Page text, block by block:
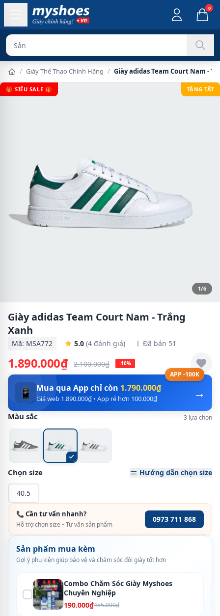
0
Sản phẩm chính
/ Giày Thể Thao Chính Hãng / Giày adidas Team Court Nam -
🎁 SIÊU SALE 🎁 TẶNG TẤT
1/6
Giày adidas Team Court Nam - Trắng
Xanh
Mã: MSA772 5.0 (4 đánh giá) Đã bán 51
1.890.000₫ 2.100.000₫ -10%
APP -100K
→
📱 Mua qua App chỉ còn 1.790.000₫
Giá web 1.890.000₫ • App rẻ hơn 100.000₫
Màu sắc 3 lựa chọn
Chọn size Hướng dẫn chọn size
40.5
📞 Cần tư vấn nhanh?
Hỗ trợ chọn size • Tư vấn sản phẩm
0973 711 868
Sản phẩm mua kèm
Gợi ý phụ kiện giúp bảo vệ và chăm sóc đôi giày tốt hơn
Combo Chăm Sóc Giày Myshoes
Chuyên Nghiệp
190.000₫455.000₫